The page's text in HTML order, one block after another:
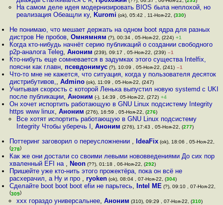
На самом деле идея модернизировать BIOS была неплохой, но
реализация Обеащли ку, Kuromi (ok), 05:42 , 11-Ноя-22, (330)
Не понимаю, что мешает держать на одном boot ядра для разных
дистров Не пробов,Омнямням (?), 00:34 , 05-Ноя-22, (224) +1
Когда кто-нибудь начнёт серию публикаций о создании свободного
p2p-аналога Teleg,Аноним (239), 09:17 , 05-Ноя-22, (239) –1
Кто-нибуть еще сомневается в задумках этого существа Intelfix,
поясни как главн, псевдонимус (?), 10:09 , 05-Ноя-22, (241) –1
Что-то мне не кажется, что ситуация, когда у пользователя десяток
дистрибутивов,,Admino (ok), 11:09 , 05-Ноя-22, (247)
Учитывая скорость с которой Ленька выпустил новую systemd с UKI
после публикации,Аноним (-), 14:39 , 05-Ноя-22, (272) +4
Он хочет испортить работающую в GNU Linux подсистему Integrity
https www linux,Аноним (276), 16:59 , 05-Ноя-22, (276)
Все хотят испортить работающую в GNU Linux подсистему
Integrity Чтобы уберечь I , Аноним (276), 17:43 , 05-Ноя-22, (277)
Поттеринг заговорил о переусложнении , IdeaFix (ok), 18:06 , 05-Ноя-22,
(278)
Как же они достали со своими левыми нововведениями До сих пор
хваленный EFI на , Neon (??), 01:18 , 06-Ноя-22, (292)
Пришейте уже кто-нить этого прожектёра, пока он всё не
расхерачил, а Ну и про ,ryoken (ok), 08:04 , 07-Ноя-22, (304)
Сделайте boot boot boot efiи не парьтесь, Intel ME (?), 09:10 , 07-Ноя-22,
(309)
xxx гораздо универсальнее, Аноним (310), 09:29 , 07-Ноя-22, (310)